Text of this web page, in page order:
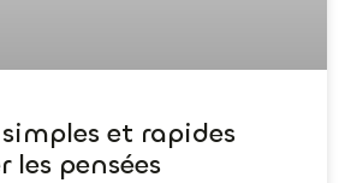
et rapides
les pensées